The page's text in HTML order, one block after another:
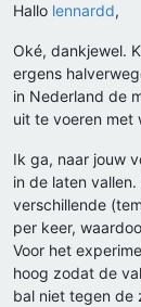
Hallo lennardd,
Oké, dankjewel.
ergens
in Nederland de
uit te voeren met
Ik ga, naar jouw
in de laten
verschillende
per keer,
Voor het
hoog zodat de
bal niet tegen de